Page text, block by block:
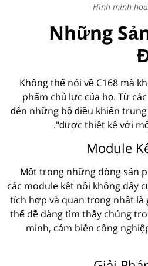
Hình minh
Những
Không thể nói về C168 mà
phẩm chủ lực của họ. Từ
đến những bộ điều khiển
được thiết kế với
Module
Một trong những dòng sản
các module kết nối không dây
tích hợp và quan trọng nhất là
thể dễ dàng tìm thấy chúng
minh, cảm biến công